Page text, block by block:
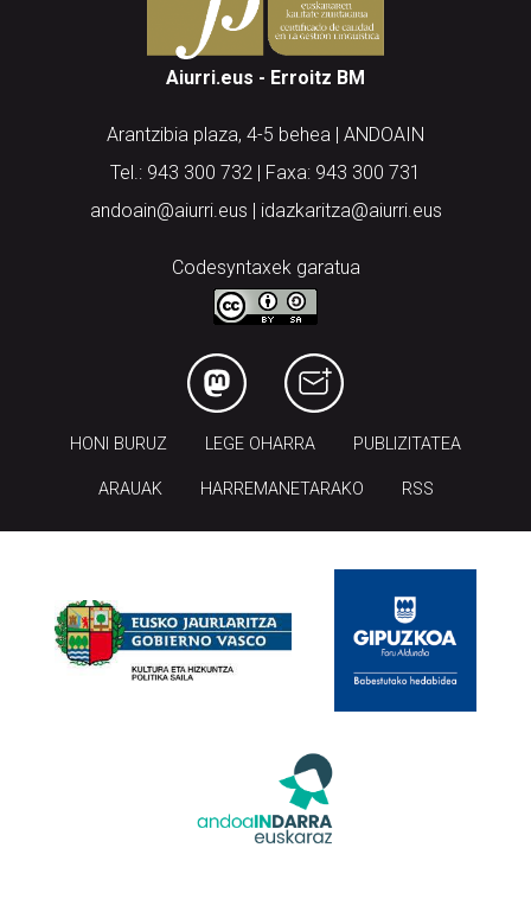
Aiurri.eus - Erroitz BM
Arantzibia plaza, 4-5 behea | ANDOAIN
Tel.: 943 300 732 | Faxa: 943 300 731
andoain@aiurri.eus | idazkaritza@aiurri.eus
Codesyntaxek garatua
HONI BURUZ LEGE OHARRA PUBLIZITATEA
ARAUAK HARREMANETARAKO RSS